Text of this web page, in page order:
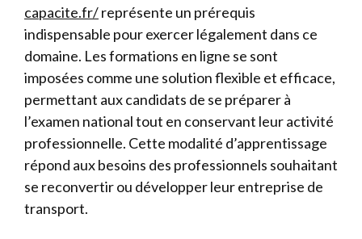
capacite.fr/représente un prérequis
indispensable pour exercer légalement dans ce
domaine. Les formations en ligne se sont
imposées comme une solution flexible et efficace,
permettant aux candidats de se préparer à
l’examen national tout en conservant leur activité
professionnelle. Cette modalité d’apprentissage
répond aux besoins des professionnels souhaitant
se reconvertir ou développer leur entreprise de
transport.